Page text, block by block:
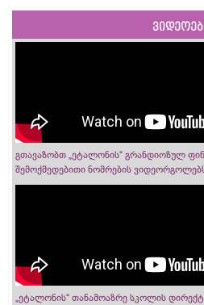
გთავაზობთ „ეტალონის“ გრანდიოზულ
შემოქმედებითი ნომრების
„ეტალონის“ თანამოაზრე სკოლის